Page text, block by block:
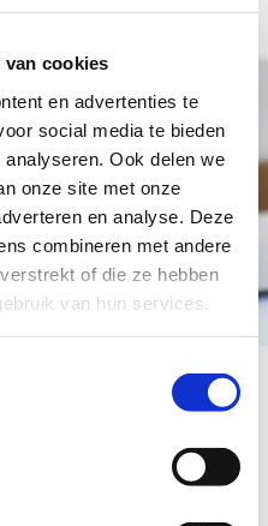
van cookies
en advertenties te
social media te bieden
Ook delen we
onze site met onze
en analyse. Deze
combineren met andere
of die ze hebben
van hun services.
gebied van